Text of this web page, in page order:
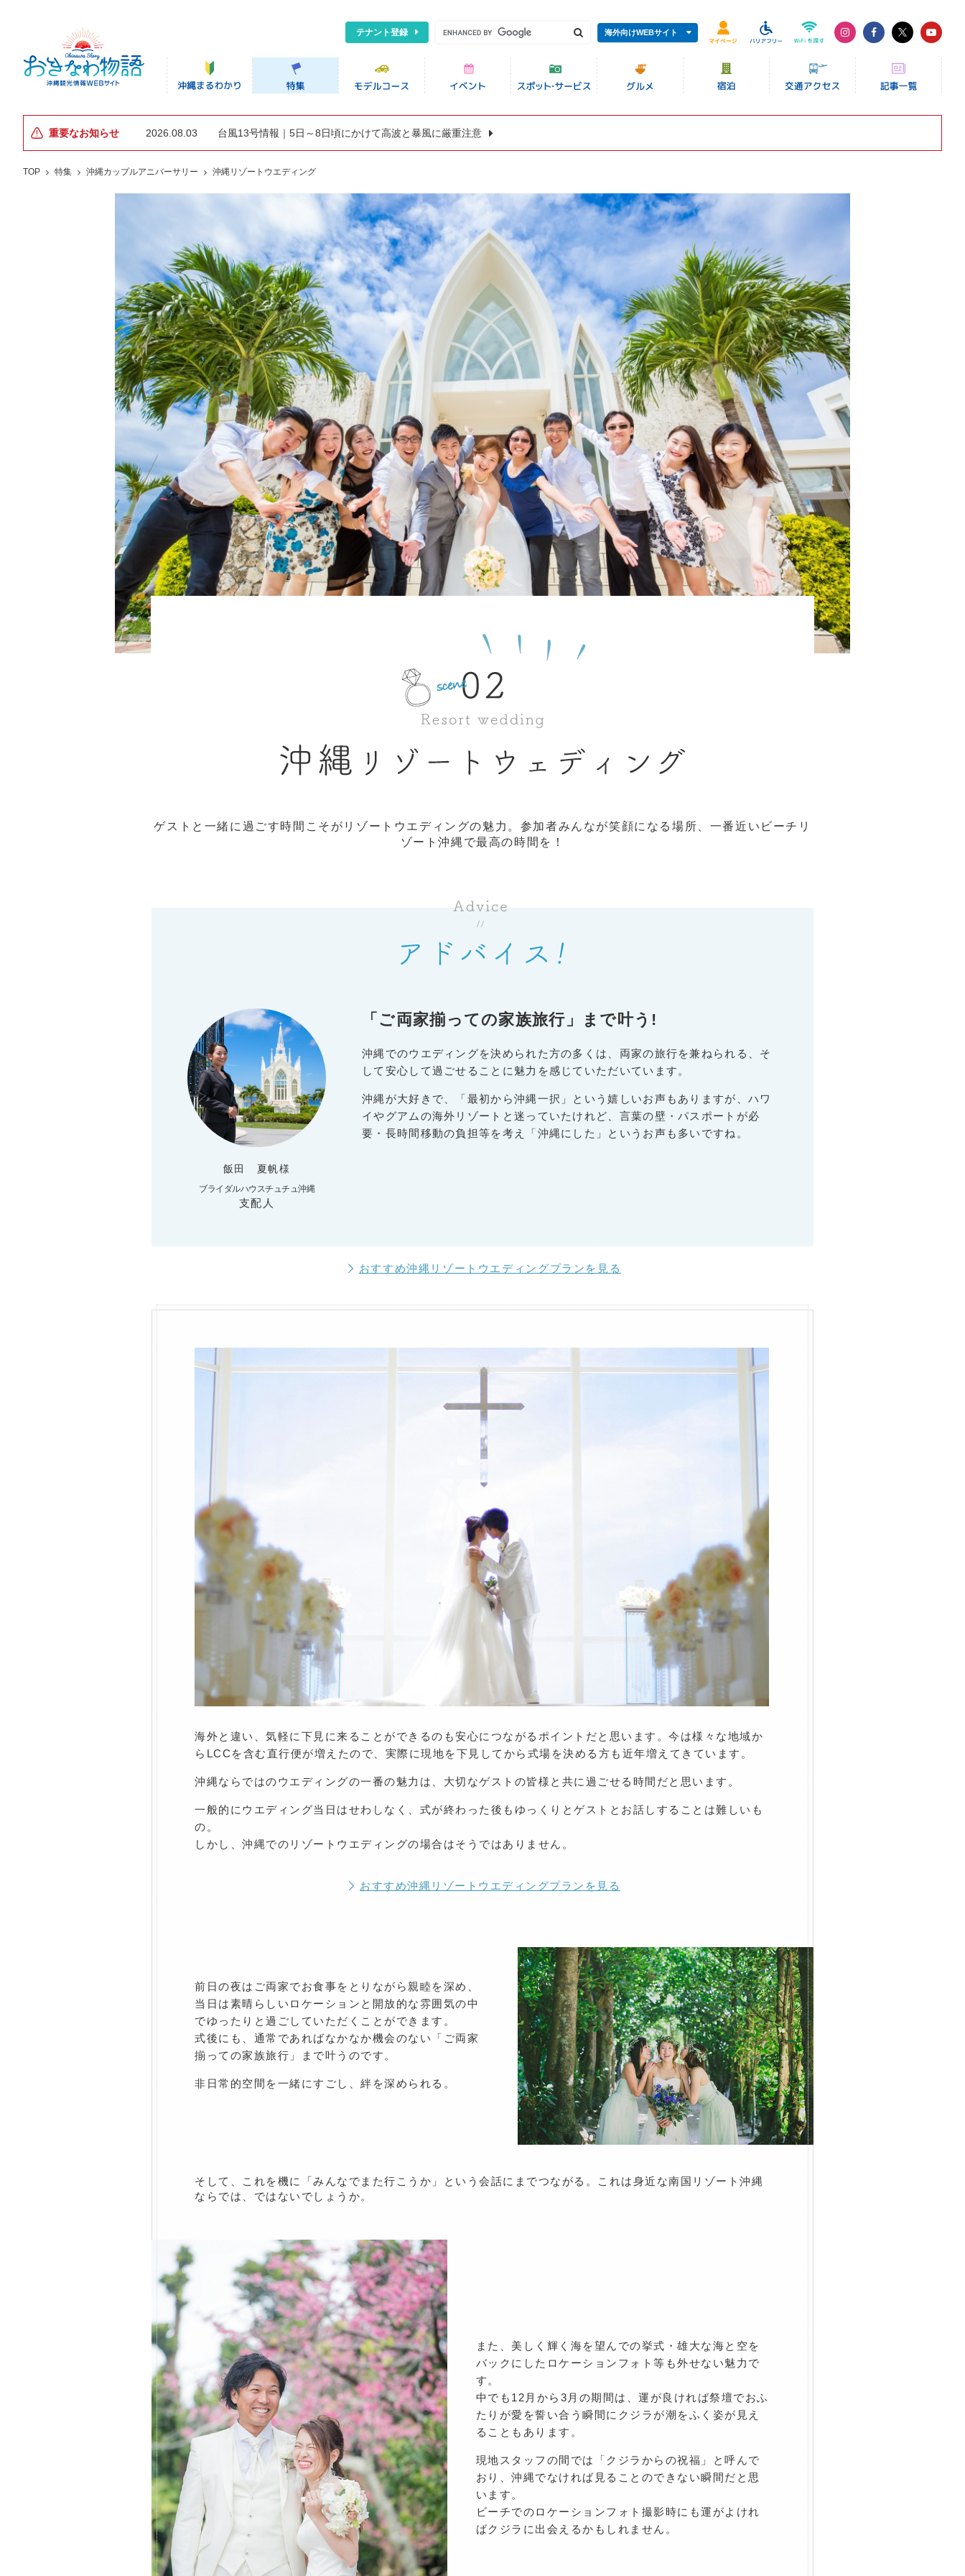
テナント登録 海外向けWEBサイト
重要なお知らせ 2026.08.03 台風13号情報｜5日～8日頃にかけて高波と暴風に厳重注意
TOP 特集 沖縄カップルアニバーサリー 沖縄リゾートウエディング
ゲストと一緒に過ごす時間こそがリゾートウエディングの魅力。参加者みんなが笑顔になる場所、一番近いビーチリ
ゾート沖縄で最高の時間を！
飯田 夏帆様
ブライダルハウスチュチュ沖縄
支配人
「ご両家揃っての家族旅行」まで叶う!
沖縄でのウエディングを決められた方の多くは、両家の旅行を兼ねられる、そ
して安心して過ごせることに魅力を感じていただいています。
沖縄が大好きで、「最初から沖縄一択」という嬉しいお声もありますが、ハワ
イやグアムの海外リゾートと迷っていたけれど、言葉の壁・パスポートが必
要・長時間移動の負担等を考え「沖縄にした」というお声も多いですね。
おすすめ沖縄リゾートウエディングプランを見る
海外と違い、気軽に下見に来ることができるのも安心につながるポイントだと思います。今は様々な地域か
らLCCを含む直行便が増えたので、実際に現地を下見してから式場を決める方も近年増えてきています。
沖縄ならではのウエディングの一番の魅力は、大切なゲストの皆様と共に過ごせる時間だと思います。
一般的にウエディング当日はせわしなく、式が終わった後もゆっくりとゲストとお話しすることは難しいも
の。
しかし、沖縄でのリゾートウエディングの場合はそうではありません。
おすすめ沖縄リゾートウエディングプランを見る
前日の夜はご両家でお食事をとりながら親睦を深め、
当日は素晴らしいロケーションと開放的な雰囲気の中
でゆったりと過ごしていただくことができます。
式後にも、通常であればなかなか機会のない「ご両家
揃っての家族旅行」まで叶うのです。
非日常的空間を一緒にすごし、絆を深められる。
そして、これを機に「みんなでまた行こうか」という会話にまでつながる。これは身近な南国リゾート沖縄
ならでは、ではないでしょうか。
また、美しく輝く海を望んでの挙式・雄大な海と空を
バックにしたロケーションフォト等も外せない魅力で
す。
中でも12月から3月の期間は、運が良ければ祭壇でおふ
たりが愛を誓い合う瞬間にクジラが潮をふく姿が見え
ることもあります。
現地スタッフの間では「クジラからの祝福」と呼んで
おり、沖縄でなければ見ることのできない瞬間だと思
います。
ビーチでのロケーションフォト撮影時にも運がよけれ
ばクジラに出会えるかもしれません。